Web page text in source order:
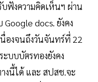
บฟังความคิดเห็นฯ ผ่าน
docs. ยังคง
องจนถึงวันจันทร์ที่ 22
ะบบบัตรทองยังคง
งนี้ได้ และ สปสช.จะ